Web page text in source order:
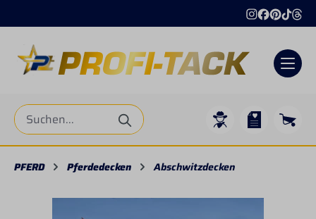
PFERD Pferdedecken Abschwitzdecken